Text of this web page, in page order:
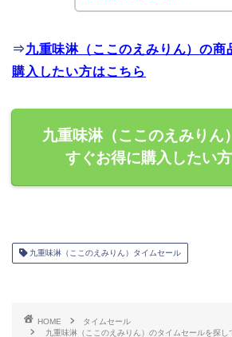
⇒九重味淋（ここのえみりん）の商
購入したい方はこちら
九重味淋（ここのえみりん
すぐお得に購入したい
九重味淋（ここのえみりん）タイムセール
HOME
タイムセール
九重味淋（ここのえみりん）のタイムセールを探し